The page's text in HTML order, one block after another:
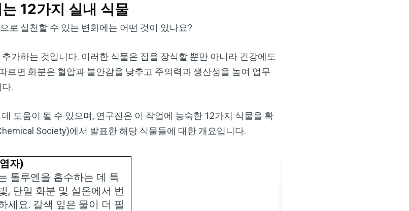
12가지 실내 식물
로 실천할 수 있는 변화에는 어떤 것이 있나요?
가하는 것입니다. 이러한 식물은 집을 장식할 뿐만 아니라 건강에도
르면 화분은 혈압과 불안감을 낮추고 주의력과 생산성을 높여 업무
.
도움이 될 수 있으며, 연구진은 이 작업에 능숙한 12가지 식물을 확
Society)에서 발표한 해당 식물들에 대한 개요입니다.
염자)
톨루엔을 흡수하는 데 특
, 단일 화분 및 실온에서 번
세요. 갈색 잎은 물이 더 필